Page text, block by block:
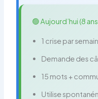
🟢 Aujourd’hui (8
1 crise par
Demande des
15 mots +
Utilise